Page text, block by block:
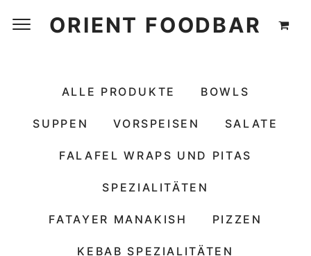
ORIENT FOODBAR
ALLE PRODUKTE BOWLS
SUPPEN VORSPEISEN SALATE
FALAFEL WRAPS UND PITAS
SPEZIALITÄTEN
FATAYER MANAKISH PIZZEN
KEBAB SPEZIALITÄTEN